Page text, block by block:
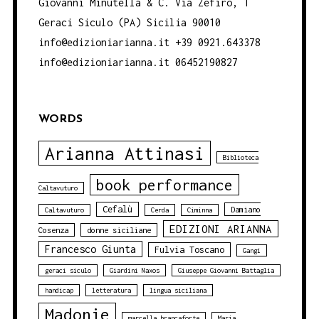
Giovanni Minutella & C. Via Zefiro, 1
Geraci Siculo (PA) Sicilia 90010
info@edizioniarianna.it +39 0921.643378
info@edizioniarianna.it 06452190827
WORDS
Arianna Attinasi Biblioteca
Caltavuturo book performance
Caltavuturo Cefalù Cerda Ciminna Damiano
Cosenza donne siciliane EDIZIONI ARIANNA
Francesco Giunta Fulvia Toscano Gangi
geraci siculo Giardini Naxos Giuseppe Giovanni Battaglia
handicap letteratura lingua siciliana
Madonie